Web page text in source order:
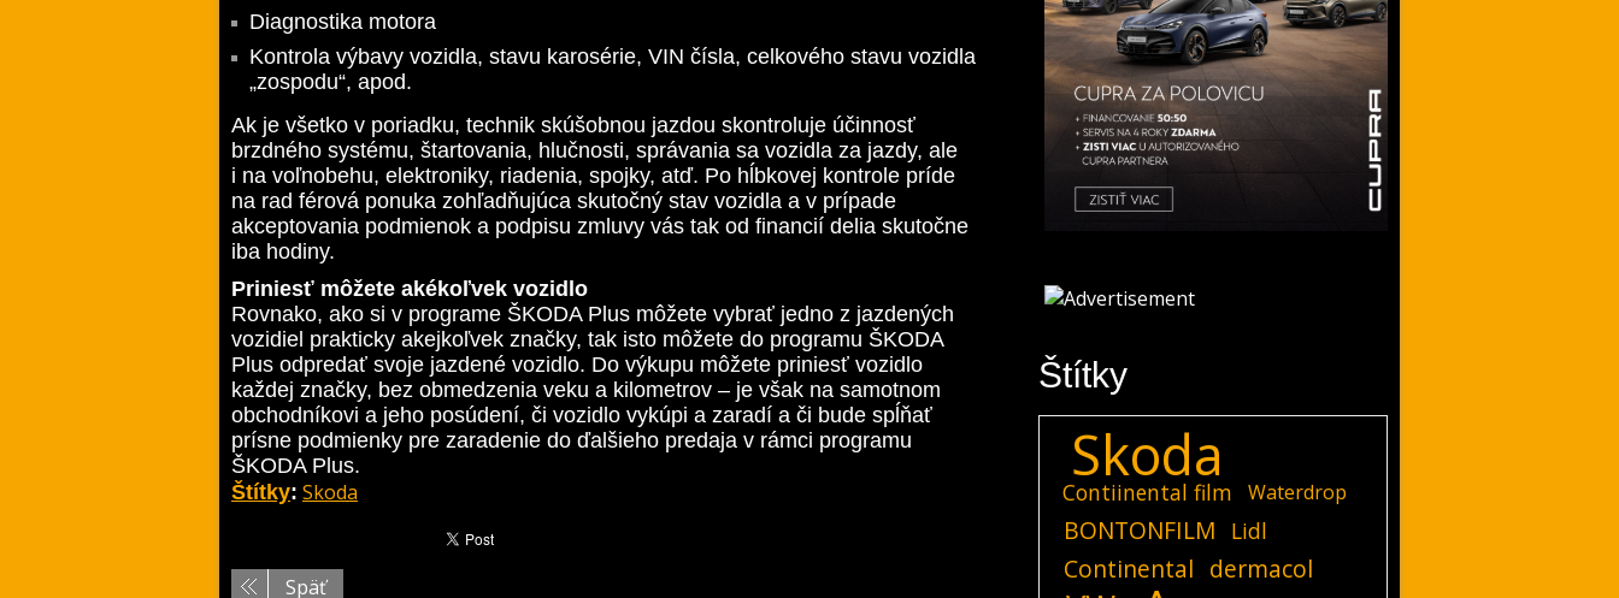
Diagnostika motora
Kontrola výbavy vozidla, stavu karosérie, VIN čísla, celkového stavu vozidla
„zospodu“, apod.
Ak je všetko v poriadku, technik skúšobnou jazdou skontroluje účinnosť
brzdného systému, štartovania, hlučnosti, správania sa vozidla za jazdy, ale
i na voľnobehu, elektroniky, riadenia, spojky, atď. Po hĺbkovej kontrole príde
na rad férová ponuka zohľadňujúca skutočný stav vozidla a v prípade
akceptovania podmienok a podpisu zmluvy vás tak od financií delia skutočne
iba hodiny.
Priniesť môžete akékoľvek vozidlo
Rovnako, ako si v programe ŠKODA Plus môžete vybrať jedno z jazdených
vozidiel prakticky akejkoľvek značky, tak isto môžete do programu ŠKODA
Plus odpredať svoje jazdené vozidlo. Do výkupu môžete priniesť vozidlo
každej značky, bez obmedzenia veku a kilometrov – je však na samotnom
obchodníkovi a jeho posúdení, či vozidlo vykúpi a zaradí a či bude spĺňať
prísne podmienky pre zaradenie do ďalšieho predaja v rámci programu
ŠKODA Plus.
Štítky: Skoda
Späť
Štítky
Skoda
Contiinental film Waterdrop
BONTONFILM Lidl
Continental dermacol